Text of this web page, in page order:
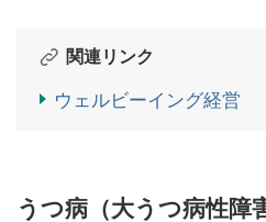
関連リンク
ウェルビーイング経営
うつ病（大うつ病性障